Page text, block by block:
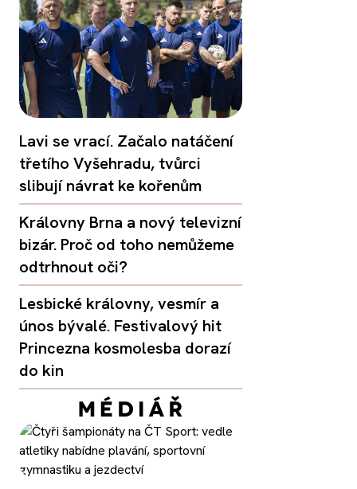
Lavi se vrací. Začalo natáčení
třetího Vyšehradu, tvůrci
slibují návrat ke kořenům
Královny Brna a nový televizní
bizár. Proč od toho nemůžeme
odtrhnout oči?
Lesbické královny, vesmír a
únos bývalé. Festivalový hit
Princezna kosmolesba dorazí
do kin